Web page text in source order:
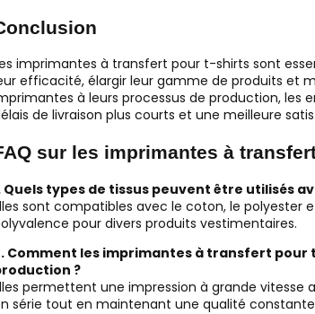
imprimantes à transfert pour t-shirts sont
efficacité, élargir leur gamme de produits et
à leurs processus de production, les
de livraison plus courts et une meilleure
sur les imprimantes à
Quels types de tissus peuvent être utilisés
sont compatibles avec le coton, le polyester
pour divers produits vestimentaires.
Comment les imprimantes à transfert
?
permettent une impression à grande
série tout en maintenant une qualité